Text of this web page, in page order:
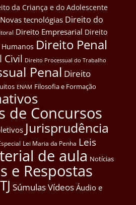
da Criança e do Adolescente
tecnológias Direito do
Direito Empresarial Direito
Direito Penal
Civil Direito Processual do Trabalho
Penal Direito
ENAM Filosofia e Formação
de Concursos
Jurisprudência
Lei Maria da Penha Leis
de aula Notícias
e Respostas
SúmulasVídeos Áudio e